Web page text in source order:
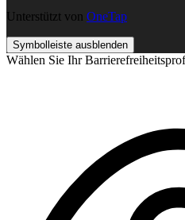
Unterstützt von OneTap
Symbolleiste ausblenden
Wählen Sie Ihr